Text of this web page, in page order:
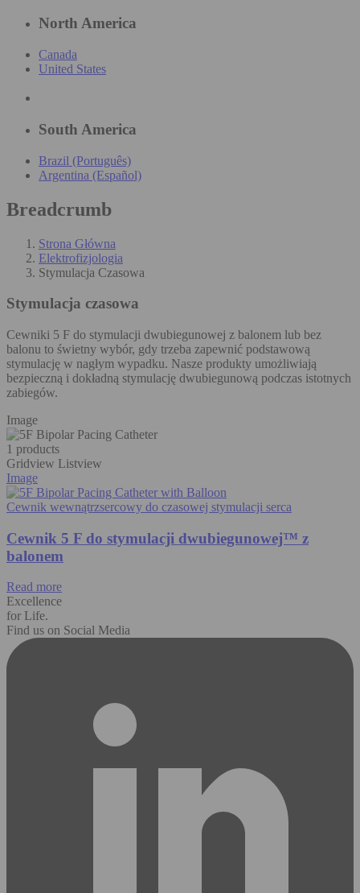
North America
Canada
United States
South America
Brazil (Português)
Argentina (Español)
Breadcrumb
Strona Główna
Elektrofizjologia
Stymulacja Czasowa
Stymulacja czasowa
Cewniki 5 F do stymulacji dwubiegunowej z balonem lub bez
balonu to świetny wybór, gdy trzeba zapewnić podstawową
stymulację w nagłym wypadku. Nasze produkty umożliwiają
bezpieczną i dokładną stymulację dwubiegunową podczas istotnych
zabiegów.
Image
1 products
Gridview Listview
Image
Cewnik wewnątrzsercowy do czasowej stymulacji serca
Cewnik 5 F do stymulacji dwubiegunowej™ z
balonem
Read more
Excellence
for Life.
Find us on Social Media